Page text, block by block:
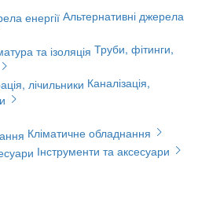
Альтернативні джерела
Труби, фітинги,
Каналізація,
Кліматичне обладнання
Інструменти та аксесуари